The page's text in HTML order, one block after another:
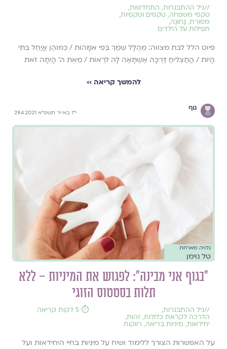
//גיל ההתבגרות, התחדשות,
טקסי משפחה, טקסים וטקסיות,
מסורת, נָחוּגָה,
תפילות על הילדים
פיוט הלל לבת מצווה: מְהֻלָּל שִׁמְךָ בְּפִי אִמָּהוֹת / כְּמוֹהֶן אֲיַחֵל בִּתִּי
הֱיוֹת / הֲתַצְלִיחַ דַּרְכָּהּ אֶשְׁתָּאֶה לָהּ לִרְאוֹת / מֵאֵת ה' הָיְתָה זֹאת
להמשך קריאה ››
גוף
י"ז באייר תשפ"א 29.4.2021
גלויה מארחת
טל נוימן
"בגוף אני מבינה": לפגוש את המיניות – ללא
תלות בסטטוס הזוגי
//גיל ההתבגרות,
הדרכה לקראת כלולות, זהות,
יחידאות, מיניות בריאה, רווקות
⏱️ 5 דקות קריאה
על האפשרות הצורך ללימוד ושיח על מיניות בחיי היחידאות ועל